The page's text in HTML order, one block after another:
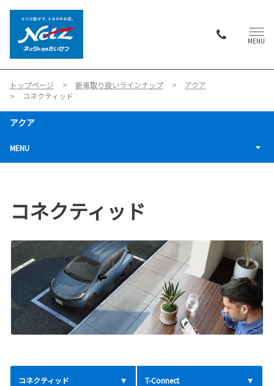
MENU
トップページ 新車取り扱いラインナップ
アクア
コネクティッド
アクア
MENU
コネクティッド
コネクティッド T-Connect